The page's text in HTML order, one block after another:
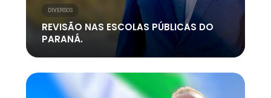
DIVERSOS
REVISÃO NAS ESCOLAS PÚBLICAS DO
PARANÁ.